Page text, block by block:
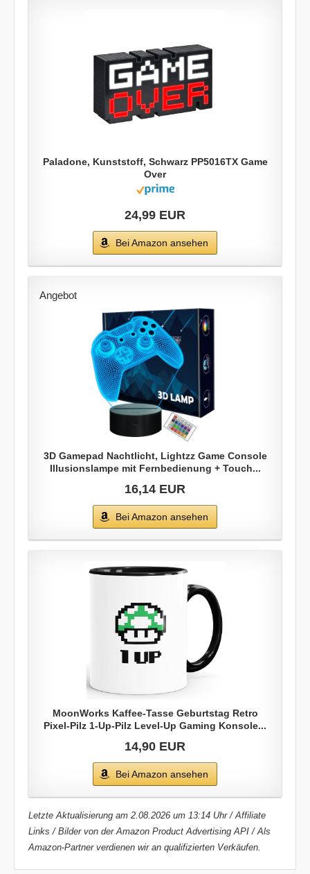
Paladone, Kunststoff, Schwarz PP5016TX Game
Over
24,99 EUR
Bei Amazon ansehen
Angebot
3D Gamepad Nachtlicht, Lightzz Game Console
Illusionslampe mit Fernbedienung + Touch...
16,14 EUR
Bei Amazon ansehen
MoonWorks Kaffee-Tasse Geburtstag Retro
Pixel-Pilz 1-Up-Pilz Level-Up Gaming Konsole...
14,90 EUR
Bei Amazon ansehen
Letzte Aktualisierung am 2.08.2026 um 13:14 Uhr / Affiliate
Links / Bilder von der Amazon Product Advertising API / Als
Amazon-Partner verdienen wir an qualifizierten Verkäufen.